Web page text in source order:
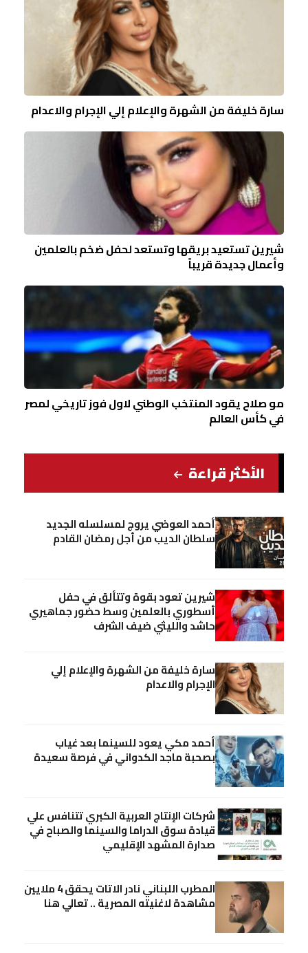
سارة خليفة من الشهرة والإعلام إلي الإجرام والاعدام
شيرين تستعيد بريقها وتستعد لحفل ضخم بالعلمين
وأعمال جديدة قريباً
مو صلاح يقود المنتخب الوطني لاول فوز تاريخي لمصر
في كأس العالم
الأكثر قراءة
أحمد العوضي يروج لمسلسله الجديد
سلطان الديب من أجل رمضان القادم
شيرين تعود بقوة وتتألق في حفل
أسطوري بالعلمين وسط حضور جماهيري
حاشد والليثي ضيف الشرف
سارة خليفة من الشهرة والإعلام إلي
الإجرام والاعدام
أحمد مكي يعود للسينما بعد غياب
بصحبة ماجد الكدواني في فرصة سعيدة
شركات الإنتاج العربية الكبري تتنافس علي
قيادة سوق الدراما والسينما والصباح في
صدارة المشهد الإقليمي
المطرب اللبناني نادر الاتات يحقق 4 ملايين
مشاهدة لاغنيته المصرية .. تعالي هنا